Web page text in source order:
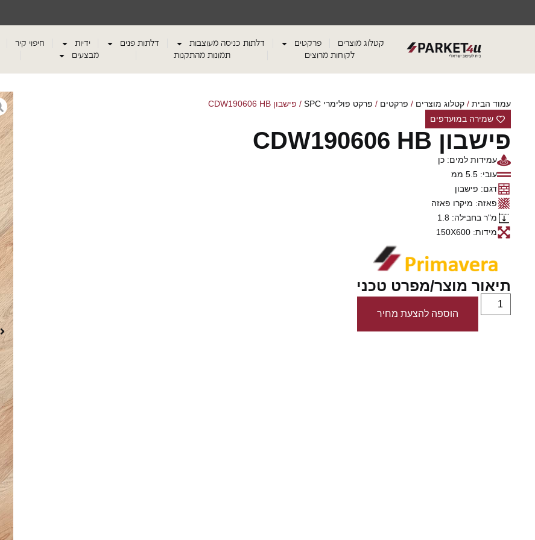
קטלוג מוצרים פרקטים דלתות כניסה מעוצבות דלתות פנים ידיות חיפוי קיר
לקוחות מרוצים
תמונות מהתקנות מבצעים
עמוד הבית / קטלוג מוצרים / פרקטים / פרקט פולימרי SPC
/ פישבון CDW190606 HB
שמירה במועדפים
פישבון CDW190606 HB
עמידות למים: כן
עובי: 5.5 ממ
דגם: פישבון
פאזה: מיקרו פאזה
מ"ר בחבילה: 1.8
מידות: 150X600
תיאור מוצר/מפרט טכני
הוספה להצעת מחיר